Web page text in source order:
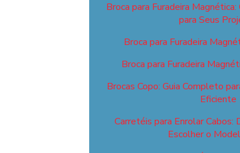
Broca para Furadeira
para Seus
Broca para Furadeira
Broca para Furadeira
Brocas Copo: Guia Completo
Eficiente
Carretéis para Enrolar Cabos:
Escolher o